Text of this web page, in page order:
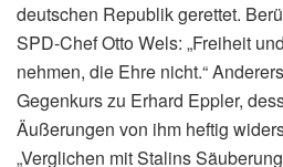
deutschen Republik gerettet.
SPD-Chef Otto Wels: „Freiheit
nehmen, die Ehre nicht.“
Gegenkurs zu Erhard Eppler,
Äußerungen von ihm heftig
„Verglichen mit Stalins